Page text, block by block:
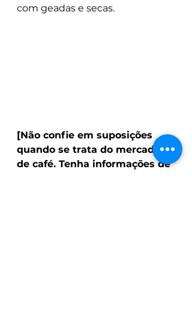
com geadas e secas.
[Não confie em suposições
quando se trata do mercado
de café. Tenha informações de